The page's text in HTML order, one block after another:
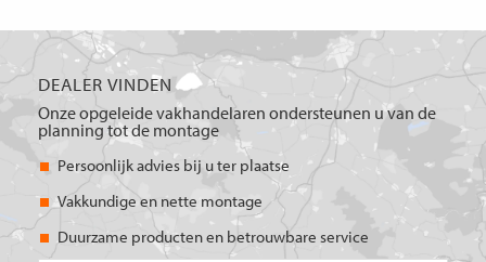
DEALER VINDEN
Onze opgeleide vakhandelaren ondersteunen u van de
planning tot de montage
Persoonlijk advies bij u ter plaatse
Vakkundige en nette montage
Duurzame producten en betrouwbare service